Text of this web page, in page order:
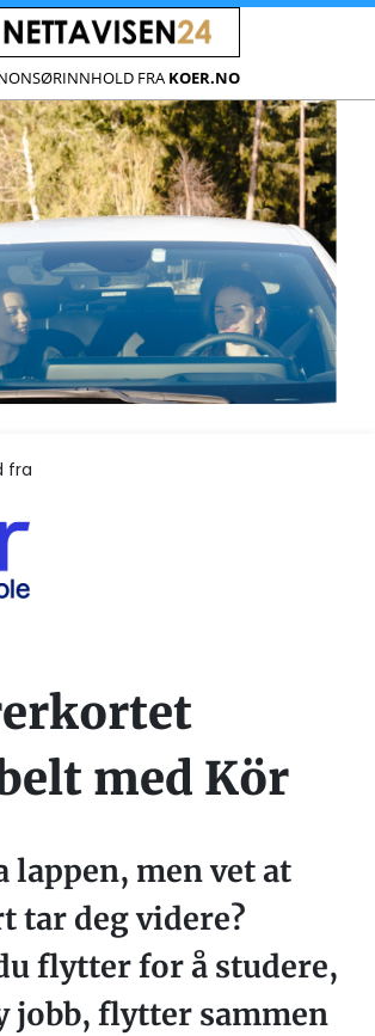
FRA KOER.NO
fra
med Kör
lappen, men vet at
tar deg videre?
flytter for å studere,
jobb, flytter sammen